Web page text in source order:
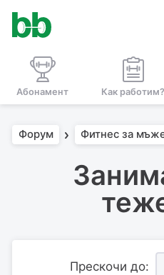
Абонамент Как работим?
Форум Фитнес за
Прескочи до: